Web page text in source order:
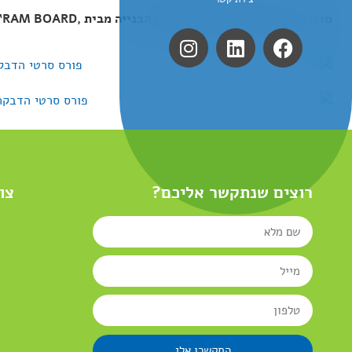
מוצרי ההגנה המתקדמים לתעשיית הבנייה מבית BOARD,
רוצים שנתקשר אליכם?